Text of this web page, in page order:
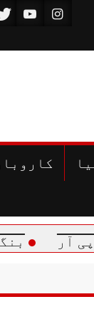
بنگلہ دیش